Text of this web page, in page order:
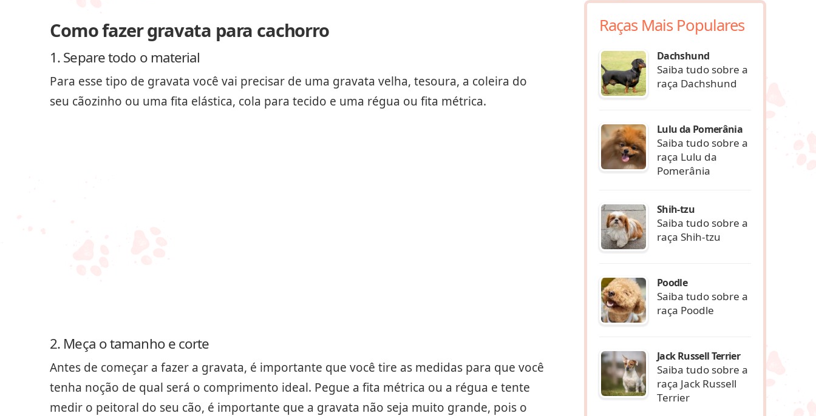
Como fazer gravata para cachorro
1. Separe todo o material
Para esse tipo de gravata você vai precisar de uma gravata velha, tesoura, a coleira do
seu cãozinho ou uma fita elástica, cola para tecido e uma régua ou fita métrica.
2. Meça o tamanho e corte
Antes de começar a fazer a gravata, é importante que você tire as medidas para que você
tenha noção de qual será o comprimento ideal. Pegue a fita métrica ou a régua e tente
medir o peitoral do seu cão, é importante que a gravata não seja muito grande, pois o
Raças Mais Populares
Dachshund
Saiba tudo sobre a
raça Dachshund
Lulu da Pomerânia
Saiba tudo sobre a
raça Lulu da
Pomerânia
Shih-tzu
Saiba tudo sobre a
raça Shih-tzu
Poodle
Saiba tudo sobre a
raça Poodle
Jack Russell Terrier
Saiba tudo sobre a
raça Jack Russell
Terrier